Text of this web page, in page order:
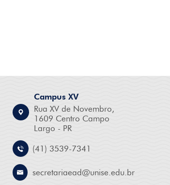
Campus XV
Rua XV de Novembro,
1609 Centro Campo
Largo - PR
(41) 3539-7341
secretariaead@unise.edu.br